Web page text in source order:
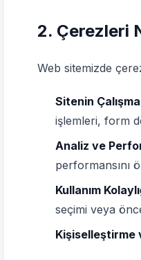
2. Çerezleri
Web sitemizde
Sitenin
işlemleri, form
Analiz ve
performansını
Kullanım
seçimi veya
Kişiselleştirme